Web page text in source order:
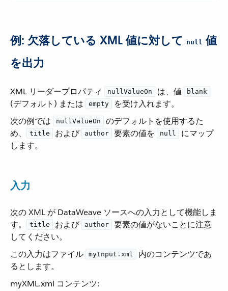
例: 欠落している XML 値に対して ​ null ​ 値
を出力
XML リーダープロパティ ​ nullValueOn ​ は、値 ​ blank
(デフォルト) または ​
empty
​ を受け入れます。
次の例では ​
nullValueOn
​ のデフォルトを使用するた
め、​
title ​ および ​ author ​ 要素の値を ​ null
​ にマップ
します。
入力
次の XML が DataWeave ソースへの入力として機能しま
す。​
title ​ および ​ author
​ 要素の値がないことに注意
してください。
この入力はファイル ​
myInput.xml
​ 内のコンテンツであ
るとします。
myXML.xml コンテンツ: